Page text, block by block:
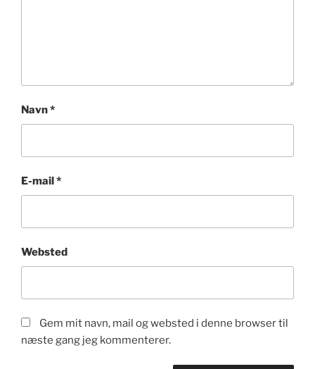
Navn*
E-mail*
Websted
Gem mit navn, mail og websted i denne browser til
næste gang jeg kommenterer.